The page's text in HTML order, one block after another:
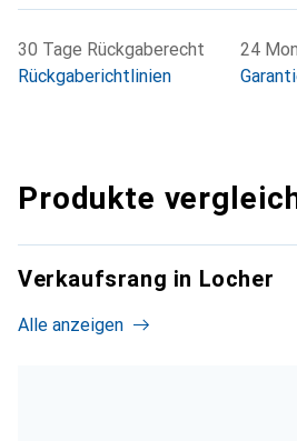
30 Tage Rückgaberecht
Rückgaberichtlinien
24
Produkte
Verkaufsrang in Locher
Alle anzeigen